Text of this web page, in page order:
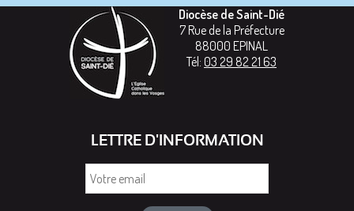
Diocèse de Saint-Dié
7 Rue de la Préfecture
88000 EPINAL
Tél: 03 29 82 21 63
LETTRE D'INFORMATION